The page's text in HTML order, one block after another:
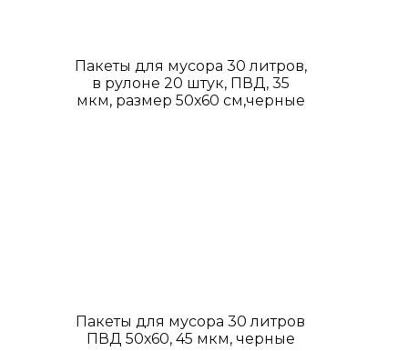
Пакеты для мусора 30 литров,
в рулоне 20 штук, ПВД, 35
мкм, размер 50х60 см,черные
Пакеты для мусора 30 литров
ПВД 50х60, 45 мкм, черные